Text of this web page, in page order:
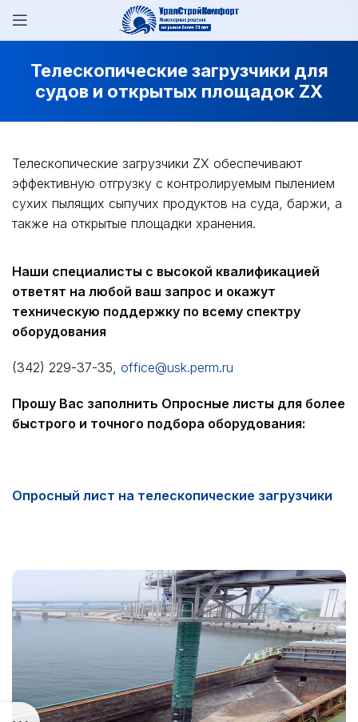
Телескопические загрузчики для
судов и открытых площадок ZX
Телескопические загрузчики ZX обеспечивают
эффективную отгрузку с контролируемым пылением
сухих пылящих сыпучих продуктов на суда, баржи, а
также на открытые площадки хранения.
Наши специалисты с высокой квалификацией
ответят на любой ваш запрос и окажут
техническую поддержку по всему спектру
оборудования
(342) 229-37-35, office@usk.perm.ru
Прошу Вас заполнить Опросные листы для более
быстрого и точного подбора оборудования:
Опросный лист на телескопические загрузчики